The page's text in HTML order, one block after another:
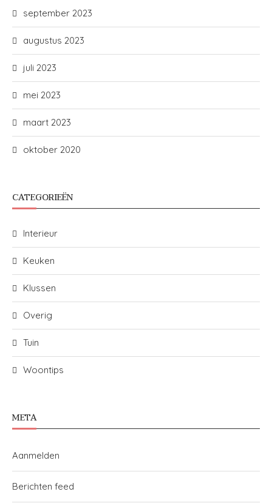
september 2023
augustus 2023
juli 2023
mei 2023
maart 2023
oktober 2020
CATEGORIEËN
Interieur
Keuken
Klussen
Overig
Tuin
Woontips
META
Aanmelden
Berichten feed